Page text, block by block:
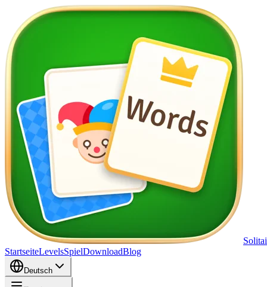
StartseiteLevelsSpielDownloadBlog
Deutsch